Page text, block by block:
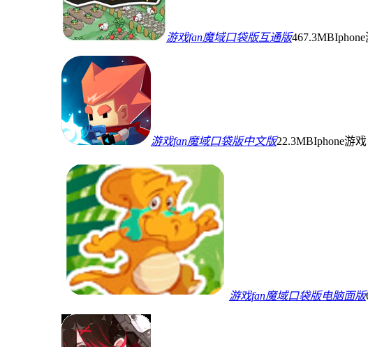
游戏fan魔域口袋版互通版467.3MB
游戏fan魔域口袋版中文版22.3MBIphone游戏
游戏fan魔域口袋版电脑面版